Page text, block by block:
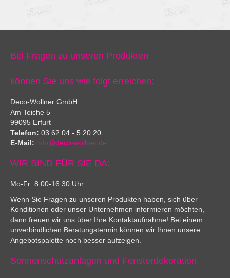
Bei Fragen zu unseren Produkten
können Sie uns wie folgt erreichen:
Deco-Wollner GmbH
Am Teiche 5
99095 Erfurt
Telefon: 03 62 04 - 5 20 20
E-Mail: info@deco-wollner.de
WIR SIND FÜR SIE DA:
Mo-Fr: 8:00-16:30 Uhr
Wenn Sie Fragen zu unseren Produkten haben, sich über
Konditionen oder unser Unternehmen informieren möchten,
dann freuen wir uns über Ihre Kontaktaufnahme! Bei einem
unverbindlichen Beratungstermin können wir Ihnen unsere
Angebotspalette noch besser aufzeigen.
Sonnenschutzanlagen und Fensterdekoration.